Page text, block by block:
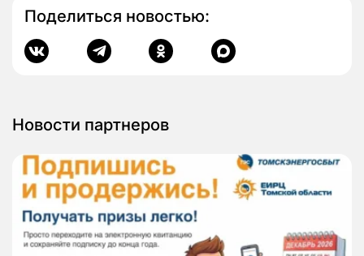
Поделиться новостью:
Новости партнеров